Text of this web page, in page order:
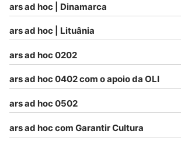
ars ad hoc | Dinamarca
ars ad hoc | Lituânia
ars ad hoc 0202
ars ad hoc 0402 com o apoio da OLI
ars ad hoc 0502
ars ad hoc com Garantir Cultura